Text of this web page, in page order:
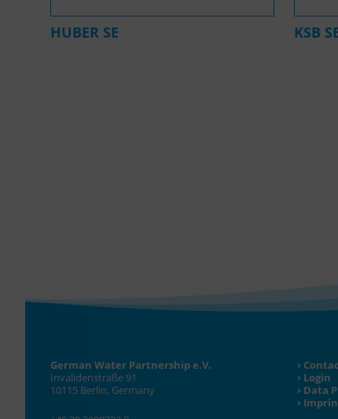
HUBER SE KSB
German Water Partnership e.V.
Invalidenstraße 91
10115 Berlin, Germany
Login
Data